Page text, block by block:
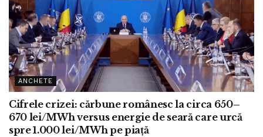
ANCHETE
Cifrele crizei: cărbune românesc la circa 650–
670 lei/MWh versus energie de seară care urcă
spre 1.000 lei/MWh pe piață